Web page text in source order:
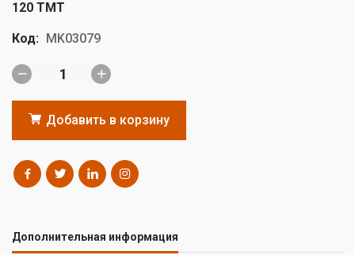
120 TMT
Код: MK03079
Добавить в корзину
Дополнительная информация